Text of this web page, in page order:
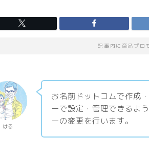
記事内に商品プロ
はる
お名前ドットコムで作成
ーで設定・管理できるよ
ーの変更を行います。